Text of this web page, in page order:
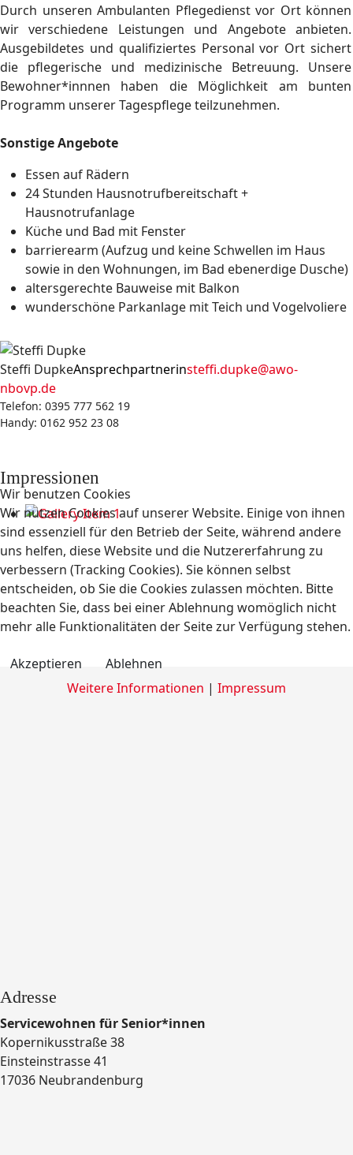
Durch unseren Ambulanten Pflegedienst vor Ort können
wir verschiedene Leistungen und Angebote anbieten.
Ausgebildetes und qualifiziertes Personal vor Ort sichert
die pflegerische und medizinische Betreuung. Unsere
Bewohner*innnen haben die Möglichkeit am bunten
Programm unserer Tagespflege teilzunehmen.
Sonstige Angebote
Essen auf Rädern
24 Stunden Hausnotrufbereitschaft +
Hausnotrufanlage
Küche und Bad mit Fenster
barrierearm (Aufzug und keine Schwellen im Haus
sowie in den Wohnungen, im Bad ebenerdige Dusche)
altersgerechte Bauweise mit Balkon
wunderschöne Parkanlage mit Teich und Vogelvoliere
Steffi DupkeAnsprechpartnerinsteffi.dupke@awo-
nbovp.de
Telefon: 0395 777 562 19
Handy: 0162 952 23 08
Impressionen
Adresse
Servicewohnen für Senior*innen
Kopernikusstraße 38
Einsteinstrasse 41
17036 Neubrandenburg
Wir benutzen Cookies
Wir nutzen Cookies auf unserer Website. Einige von ihnen
sind essenziell für den Betrieb der Seite, während andere
uns helfen, diese Website und die Nutzererfahrung zu
verbessern (Tracking Cookies). Sie können selbst
entscheiden, ob Sie die Cookies zulassen möchten. Bitte
beachten Sie, dass bei einer Ablehnung womöglich nicht
mehr alle Funktionalitäten der Seite zur Verfügung stehen.
Akzeptieren
Ablehnen
Weitere Informationen | Impressum